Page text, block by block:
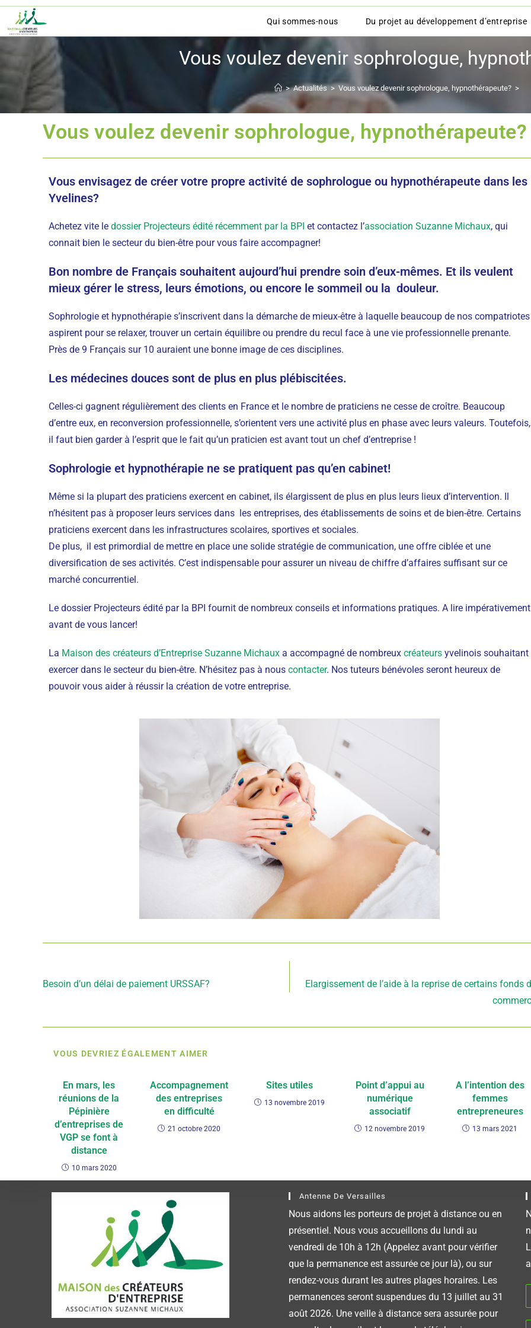
Qui sommes-nous Du projet au développement d’entreprise
Vous voulez devenir sophrologue,
> Actualités > Vous voulez devenir sophrologue, hypnothérapeute? >
Vous voulez devenir sophrologue, hypnothérapeute?
Vous envisagez de créer votre propre activité de sophrologue ou hypnothérapeute dans les
Yvelines?
Achetez vite le dossier Projecteurs édité récemment par la BPI et contactez l’association Suzanne Michaux, qui
connait bien le secteur du bien-être pour vous faire accompagner!
Bon nombre de Français souhaitent aujourd’hui prendre soin d’eux-mêmes. Et ils veulent
mieux gérer le stress, leurs émotions, ou encore le sommeil ou la douleur.
Sophrologie et hypnothérapie s’inscrivent dans la démarche de mieux-être à laquelle beaucoup de nos compatriotes
aspirent pour se relaxer, trouver un certain équilibre ou prendre du recul face à une vie professionnelle prenante.
Près de 9 Français sur 10 auraient une bonne image de ces disciplines.
Les médecines douces sont de plus en plus plébiscitées.
Celles-ci gagnent régulièrement des clients en France et le nombre de praticiens ne cesse de croître. Beaucoup
d’entre eux, en reconversion professionnelle, s’orientent vers une activité plus en phase avec leurs valeurs. Toutefois,
il faut bien garder à l’esprit que le fait qu’un praticien est avant tout un chef d’entreprise !
Sophrologie et hypnothérapie ne se pratiquent pas qu’en cabinet!
Même si la plupart des praticiens exercent en cabinet, ils élargissent de plus en plus leurs lieux d’intervention. Il
n’hésitent pas à proposer leurs services dans les entreprises, des établissements de soins et de bien-être. Certains
praticiens exercent dans les infrastructures scolaires, sportives et sociales.
De plus, il est primordial de mettre en place une solide stratégie de communication, une offre ciblée et une
diversification de ses activités. C’est indispensable pour assurer un niveau de chiffre d’affaires suffisant sur ce
marché concurrentiel.
Le dossier Projecteurs édité par la BPI fournit de nombreux conseils et informations pratiques. A lire impérativement
avant de vous lancer!
La Maison des créateurs d’Entreprise Suzanne Michaux a accompagné de nombreux créateurs yvelinois souhaitant
exercer dans le secteur du bien-être. N’hésitez pas à nous contacter. Nos tuteurs bénévoles seront heureux de
pouvoir vous aider à réussir la création de votre entreprise.
Besoin d’un délai de paiement URSSAF?
Elargissement de l’aide à la reprise de certains fonds
VOUS DEVRIEZ ÉGALEMENT AIMER
En mars, les
réunions de la
Pépinière
d’entreprises de
VGP se font à
distance
10 mars 2020
Accompagnement
des entreprises
en difficulté
21 octobre 2020
Sites utiles
13 novembre 2019
Point d’appui au
numérique
associatif
12 novembre 2019
A l’intention des
femmes
entrepreneures
13 mars 2021
Antenne De Versailles
Nous aidons les porteurs de projet à distance ou en
présentiel. Nous vous accueillons du lundi au
vendredi de 10h à 12h (Appelez avant pour vérifier
que la permanence est assurée ce jour là), ou sur
rendez-vous durant les autres plages horaires. Les
permanences seront suspendues du 13 juillet au 31
août 2026. Une veille à distance sera assurée pour